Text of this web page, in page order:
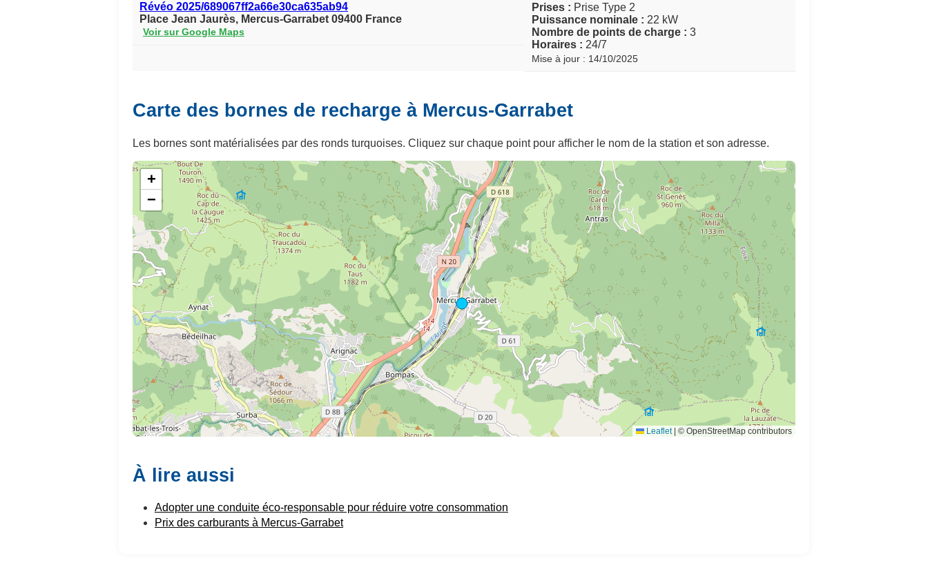
Révéo 2025/689067ff2a66e30ca635ab94
Place Jean Jaurès, Mercus-Garrabet 09400 France
Voir sur Google Maps
Prises : Prise Type 2
Puissance nominale : 22 kW
Nombre de points de charge : 3
Horaires : 24/7
Mise à jour : 14/10/2025
Carte des bornes de recharge à Mercus-Garrabet
Les bornes sont matérialisées par des ronds turquoises. Cliquez sur chaque point pour afficher le nom de la station et son adresse.
+
−
Leaflet | © OpenStreetMap contributors
À lire aussi
Adopter une conduite éco-responsable pour réduire votre consommation
Prix des carburants à Mercus-Garrabet